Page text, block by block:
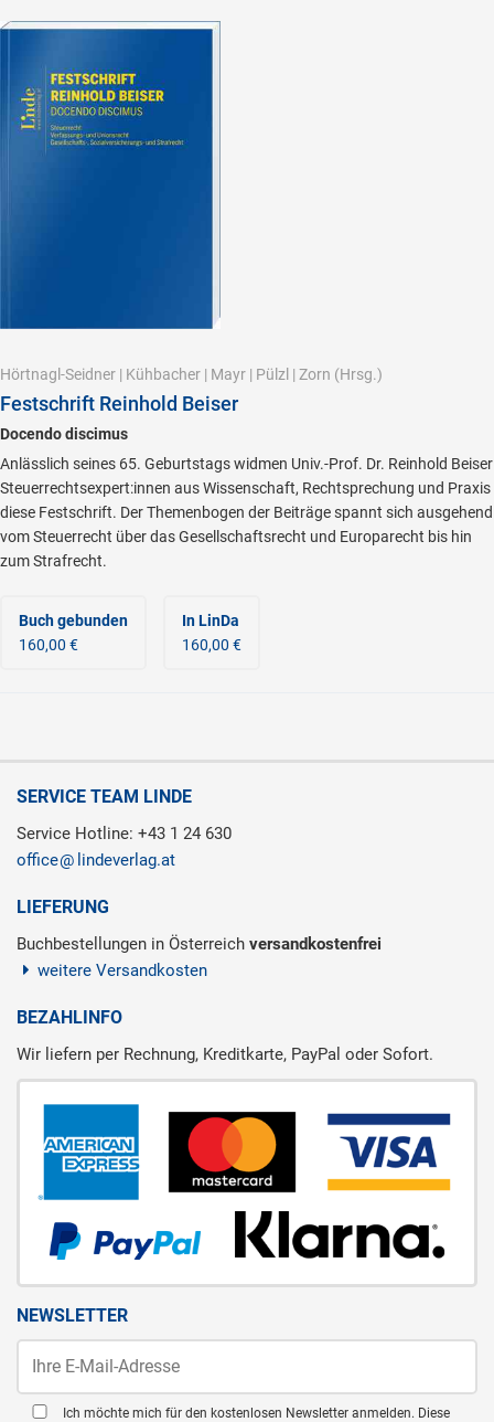
Hörtnagl-Seidner | Kühbacher | Mayr | Pülzl | Zorn (Hrsg.)
Festschrift Reinhold Beiser
Docendo discimus
Anlässlich seines 65. Geburtstags widmen Univ.-Prof. Dr. Reinhold Beiser
Steuerrechtsexpert:innen aus Wissenschaft, Rechtsprechung und Praxis
diese Festschrift. Der Themenbogen der Beiträge spannt sich ausgehend
vom Steuerrecht über das Gesellschaftsrecht und Europarecht bis hin
zum Strafrecht.
Buch gebunden
160,00 €
In LinDa
160,00 €
SERVICE TEAM LINDE
Service Hotline: +43 1 24 630
office
lindeverlag.at
LIEFERUNG
Buchbestellungen in Österreich versandkostenfrei
weitere Versandkosten
BEZAHLINFO
Wir liefern per Rechnung, Kreditkarte, PayPal oder Sofort.
NEWSLETTER
Ich möchte mich für den kostenlosen Newsletter anmelden. Diese